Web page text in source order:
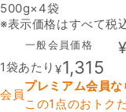
500g×4袋
※表示価格はすべて税
一般会員価格 ¥
1袋あたり ¥1,315
会員
プレミアム会員な
この1点のおトク